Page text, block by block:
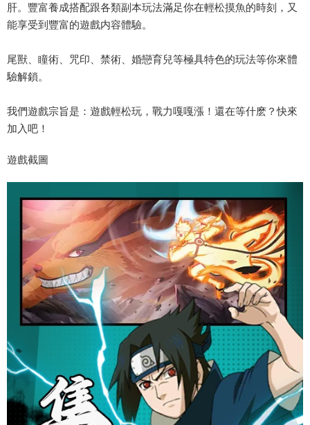
肝。豐富養成搭配跟各類副本玩法滿足你在輕松摸魚的時刻，又
能享受到豐富的遊戲内容體驗。
尾獸、瞳術、咒印、禁術、婚戀育兒等極具特色的玩法等你來體
驗解鎖。
我們遊戲宗旨是：遊戲輕松玩，戰力嘎嘎漲！還在等什麽？快來
加入吧！
遊戲截圖